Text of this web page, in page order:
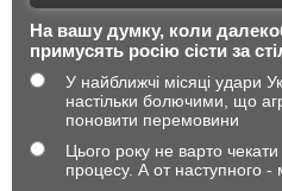
На вашу думку, коли
примусять росію сісти за
У найближчі місяці удари
настільки болючими, що
поновити перемовини
Цього року не варто
процесу. А от наступного -